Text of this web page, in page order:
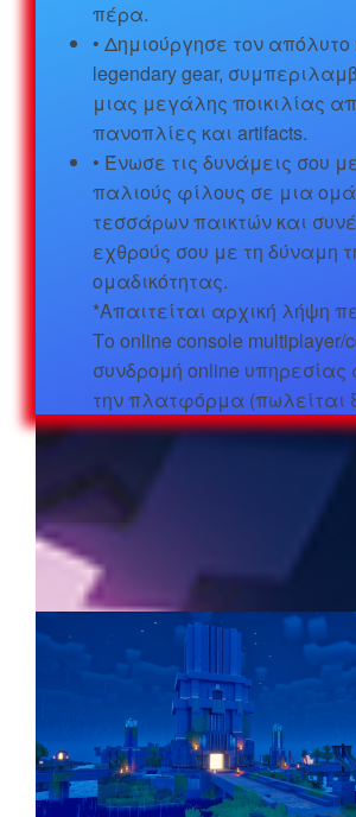
πέρα.
• Δημιούργησε τον
legendary gear,
μιας μεγάλης ποικιλίας
πανοπλίες και artifacts.
• Ένωσε τις δυνάμεις σου
παλιούς φίλους σε μια
τεσσάρων παικτών και
εχθρούς σου με τη δύναμη
ομαδικότητας.
*Απαιτείται αρχική λήψη
Το online console multiplayer/
συνδρομή online
την πλατφόρμα (πωλείται